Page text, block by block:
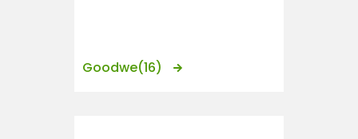
Goodwe(16)